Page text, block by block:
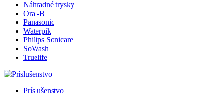
Náhradné trysky
Oral-B
Panasonic
Waterpik
Philips Sonicare
SoWash
Truelife
Príslušenstvo